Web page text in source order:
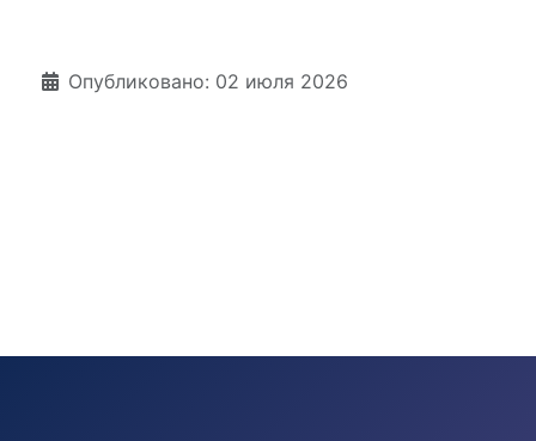
Информация о материале
Опубликовано: 02 июля 2026